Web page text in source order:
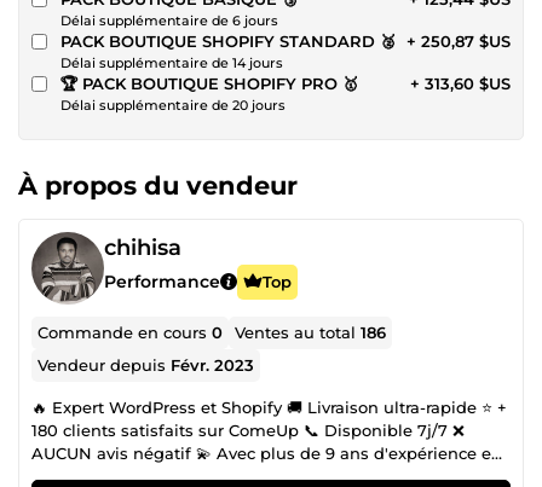
Délai supplémentaire de 6 jours
PACK BOUTIQUE SHOPIFY STANDARD 🥈
Délai supplémentaire de 14 jours
+ 250,87 $US
🏆 PACK BOUTIQUE SHOPIFY PRO 🥇
Délai supplémentaire de 20 jours
+ 313,60 $US
À propos du vendeur
chihisa
Performance Top
Commande en cours0 Ventes au total186
Vendeur depuis Févr. 2023
🔥 Expert WordPress et Shopify 🚚 Livraison ultra-rapide ⭐ +
180 clients satisfaits sur ComeUp 📞 Disponible 7j/7 ❌
AUCUN avis négatif 💫 Avec plus de 9 ans d'expérience en
développement web, j'ai affiné mes compétences